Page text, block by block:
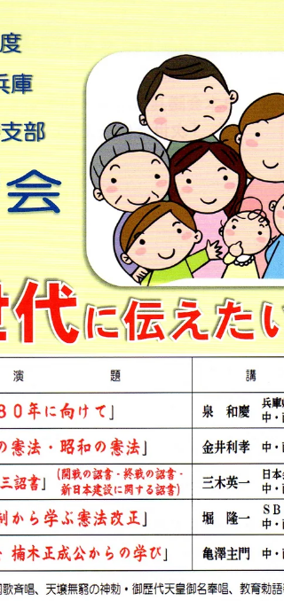
６８５年（令和７年）２月１１日（祝・火） ＜
９：３０〜１０：３０＞ 講演会（参集殿二階
にて） 「三大神勅と神武天皇のご即位につい
て」 三木英一（建国を祝う会姫路実行委員長）
＜１１：００〜＞ 神事 奉祝式典...